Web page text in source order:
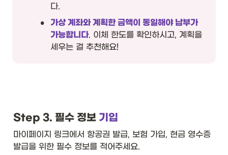
다.
•
가상 계좌와 계획한 금액이 동일해야 납부가
가능합니다. 이체 한도를 확인하시고, 계획을
세우는 걸 추천해요!
Step 3. 필수 정보 기입
마이페이지 링크에서 항공권 발급, 보험 가입, 현금 영수증
발급을 위한 필수 정보를 적어주세요.